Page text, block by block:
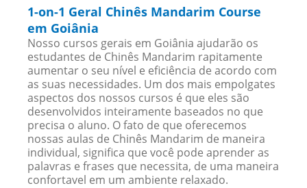
1-on-1 Geral Chinês Mandarim Course
em Goiânia
Nosso cursos gerais em Goiânia ajudarão os
estudantes de Chinês Mandarim rapitamente
aumentar o seu nível e eficiência de acordo com
as suas necessidades. Um dos mais empolgates
aspectos dos nossos cursos é que eles são
desenvolvidos inteiramente baseados no que
precisa o aluno. O fato de que oferecemos
nossas aulas de Chinês Mandarim de maneira
individual, significa que você pode aprender as
palavras e frases que necessita, de uma maneira
confortavel em um ambiente relaxado.